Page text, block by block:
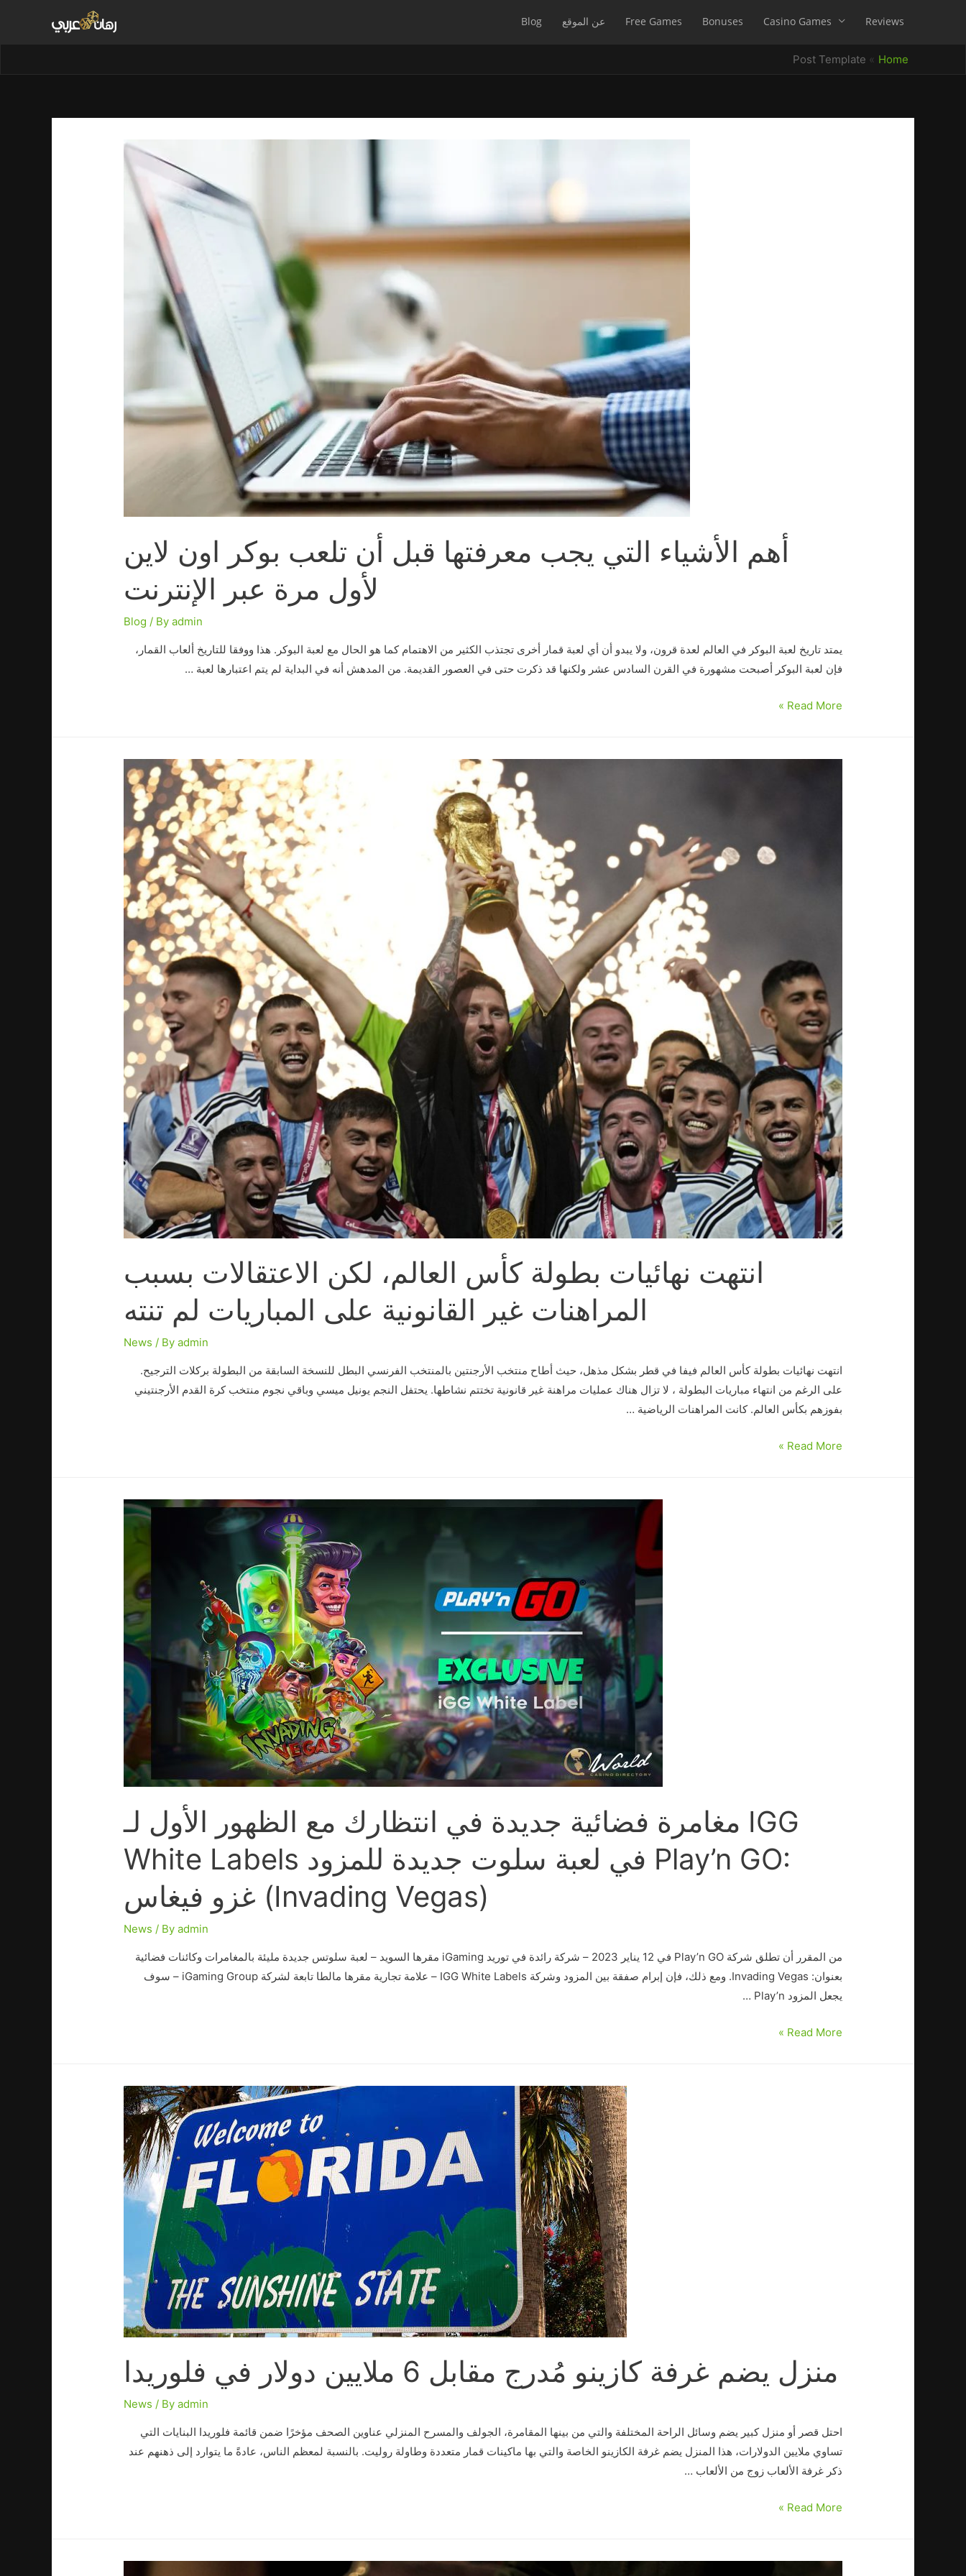
Blog عن الموقع Free Games Bonuses Casino Games Reviews
Home
Post Template
أهم الأشياء التي يجب معرفتها قبل أن تلعب بوكر اون لاين
لأول مرة عبر الإنترنت
Blog / Byadmin
يمتد تاريخ لعبة البوكر في العالم لعدة قرون، ولا يبدو أن أي لعبة قمار أخرى تجتذب الكثير من الاهتمام كما هو الحال مع لعبة البوكر. هذا ووفقا للتاريخ ألعاب القمار،
فإن لعبة البوكر أصبحت مشهورة في القرن السادس عشر ولكنها قد ذكرت حتى في العصور القديمة. من المدهش أنه في البداية لم يتم اعتبارها لعبة …
Read More »
انتهت نهائيات بطولة كأس العالم، لكن الاعتقالات بسبب
المراهنات غير القانونية على المباريات لم تنته
News / Byadmin
انتهت نهائيات بطولة كأس العالم فيفا في قطر بشكل مذهل، حيث أطاح منتخب الأرجنتين بالمنتخب الفرنسي البطل للنسخة السابقة من البطولة بركلات الترجيح.
على الرغم من انتهاء مباريات البطولة ، لا تزال هناك عمليات مراهنة غير قانونية تختتم نشاطها. يحتفل النجم يونيل ميسي وباقي نجوم منتخب كرة القدم الأرجنتيني
بفوزهم بكأس العالم. كانت المراهنات الرياضية …
Read More »
مغامرة فضائية جديدة في انتظارك مع الظهور الأول لـ IGG
White Labels في لعبة سلوت جديدة للمزود Play’n GO:
غزو فيغاس (Invading Vegas)
News / Byadmin
من المقرر أن تطلق شركة Play’n GO في 12 يناير 2023 – شركة رائدة في توريد iGaming مقرها السويد – لعبة سلوتس جديدة مليئة بالمغامرات وكائنات فضائية
بعنوان: Invading Vegas. ومع ذلك، فإن إبرام صفقة بين المزود وشركة IGG White Labels – علامة تجارية مقرها مالطا تابعة لشركة iGaming Group – سوف
يجعل المزود Play’n …
Read More »
منزل يضم غرفة كازينو مُدرج مقابل 6 ملايين دولار في فلوريدا
News / Byadmin
احتل قصر أو منزل كبير يضم وسائل الراحة المختلفة والتي من بينها المقامرة، الجولف والمسرح المنزلي عناوين الصحف مؤخرًا ضمن قائمة فلوريدا البنايات التي
تساوي ملايين الدولارات، هذا المنزل يضم غرفة الكازينو الخاصة والتي بها ماكينات قمار متعددة وطاولة روليت. بالنسبة لمعظم الناس، عادةً ما يتوارد إلى ذهنهم عند
ذكر غرفة الألعاب زوج من الألعاب …
Read More »